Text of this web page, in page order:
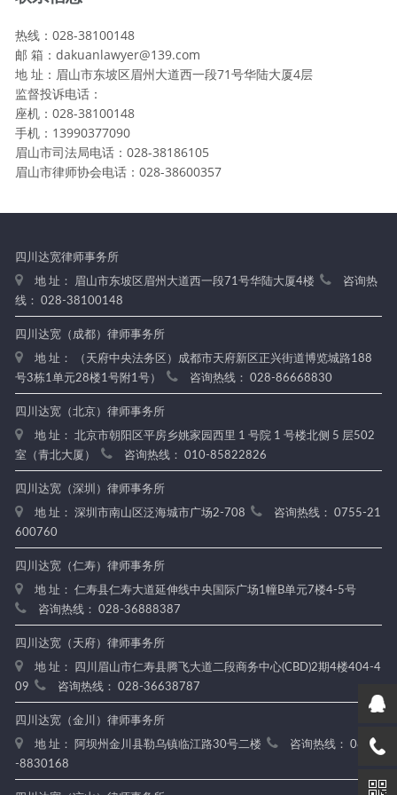
热线：028-38100148
邮 箱：dakuanlawyer@139.com
地 址：眉山市东坡区眉州大道西一段71号华陆大厦4层
监督投诉电话：
座机：028-38100148
手机：13990377090
眉山市司法局电话：028-38186105
眉山市律师协会电话：028-38600357
四川达宽律师事务所
地 址： 眉山市东坡区眉州大道西一段71号华陆大厦4楼
咨询热
线： 028-38100148
四川达宽（成都）律师事务所
地 址： （天府中央法务区）成都市天府新区正兴街道博览城路188
号3栋1单元28楼1号附1号）
咨询热线： 028-86668830
四川达宽（北京）律师事务所
地 址： 北京市朝阳区平房乡姚家园西里 1 号院 1 号楼北侧 5 层502
室（青北大厦）
咨询热线： 010-85822826
四川达宽（深圳）律师事务所
地 址： 深圳市南山区泛海城市广场2-708
咨询热线： 0755-21
600760
四川达宽（仁寿）律师事务所
地 址： 仁寿县仁寿大道延伸线中央国际广场1幢B单元7楼4-5号
咨询热线： 028-36888387
四川达宽（天府）律师事务所
地 址： 四川眉山市仁寿县腾飞大道二段商务中心(CBD)2期4楼404-4
09
咨询热线： 028-36638787
四川达宽（金川）律师事务所
地 址： 阿坝州金川县勒乌镇临江路30号二楼
咨询热线： 0837
-8830168